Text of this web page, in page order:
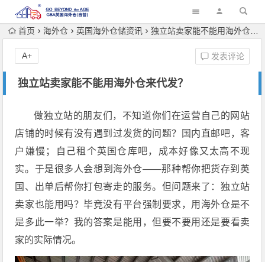
首页 海外仓 英国海外仓储资讯 独立站卖家能不能用海外仓来代发？
独立站卖家能不能用海外仓来代发？
发表评论
A+
做独立站的朋友们，不知道你们在运营自己的网站
店铺的时候有没有遇到过发货的问题？国内直邮吧，客
户嫌慢；自己租个英国仓库吧，成本好像又太高不现
实。于是很多人会想到海外仓——那种帮你把货存到英
国、出单后帮你打包寄走的服务。但问题来了：独立站
卖家也能用吗？毕竟没有平台强制要求，用海外仓是不
是多此一举？我的答案是能用，但要不要用还是要看卖
家的实际情况。